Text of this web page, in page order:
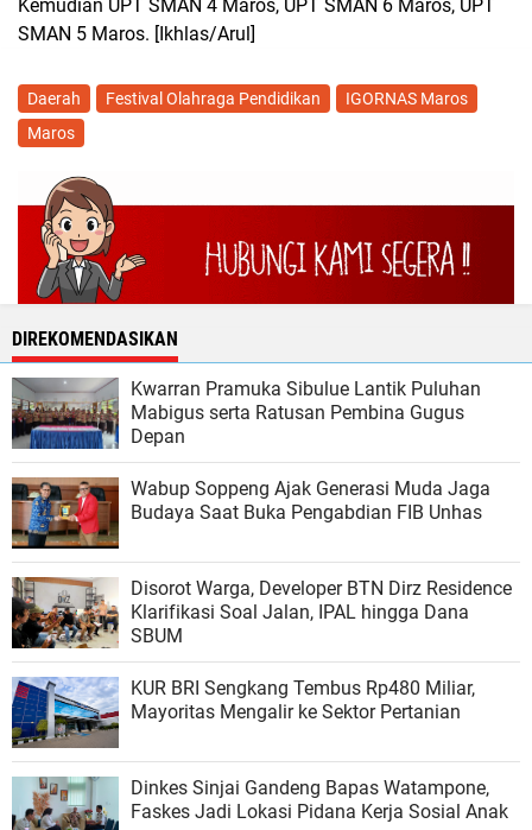
Kemudian UPT SMAN 4 Maros, UPT SMAN 6 Maros, UPT
SMAN 5 Maros. [Ikhlas/Arul]
Daerah Festival Olahraga Pendidikan
IGORNAS Maros
Maros
DIREKOMENDASIKAN
Kwarran Pramuka Sibulue Lantik Puluhan
Mabigus serta Ratusan Pembina Gugus
Depan
Wabup Soppeng Ajak Generasi Muda Jaga
Budaya Saat Buka Pengabdian FIB Unhas
Disorot Warga, Developer BTN Dirz Residence
Klarifikasi Soal Jalan, IPAL hingga Dana
SBUM
KUR BRI Sengkang Tembus Rp480 Miliar,
Mayoritas Mengalir ke Sektor Pertanian
Dinkes Sinjai Gandeng Bapas Watampone,
Faskes Jadi Lokasi Pidana Kerja Sosial Anak